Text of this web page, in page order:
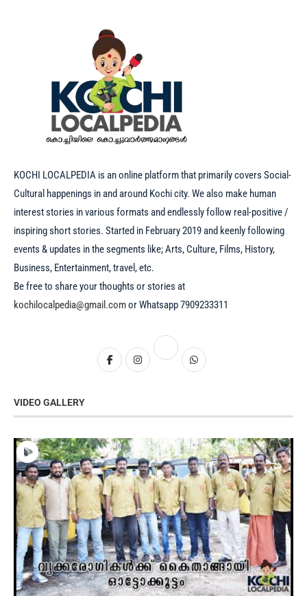
KOCHI LOCALPEDIA is an online platform that primarily covers Social-
Cultural happenings in and around Kochi city. We also make human
interest stories in various formats and endlessly follow real-positive /
inspiring short stories. Started in February 2019 and keenly following
events & updates in the segments like; Arts, Culture, Films, History,
Business, Entertainment, travel, etc.
Be free to share your thoughts or stories at
kochilocalpedia@gmail.comor Whatsapp 7909233311
VIDEO GALLERY